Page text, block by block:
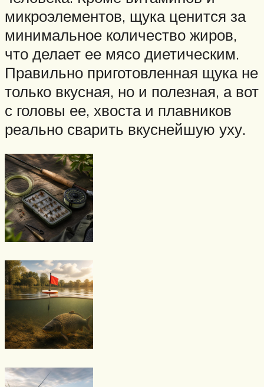
микроэлементов, щука ценится за
минимальное количество жиров,
что делает ее мясо диетическим.
Правильно приготовленная щука не
только вкусная, но и полезная, а вот
с головы ее, хвоста и плавников
реально сварить вкуснейшую уху.